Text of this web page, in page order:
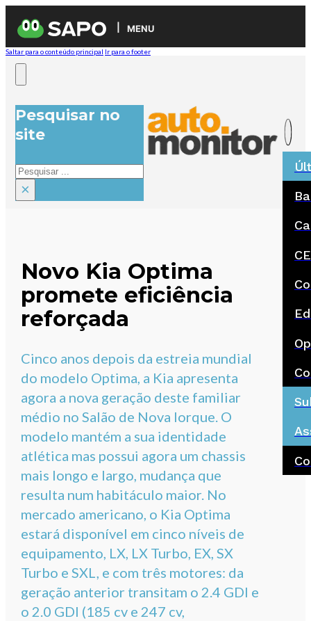
MENU
Saltar para o conteúdo principal Ir para o footer
Pesquisar no
site
Pesquisar
×
Novo Kia Optima
promete eficiência
reforçada
Cinco anos depois da estreia mundial
do modelo Optima, a Kia apresenta
agora a nova geração deste familiar
médio no Salão de Nova Iorque. O
modelo mantém a sua identidade
atlética mas possui agora um chassis
mais longo e largo, mudança que
resulta num habitáculo maior. No
mercado americano, o Kia Optima
estará disponível em cinco níveis de
equipamento, LX, LX Turbo, EX, SX
Turbo e SXL, e com três motores: da
geração anterior transitam o 2.4 GDI e
o 2.0 GDI (185 cv e 247 cv,